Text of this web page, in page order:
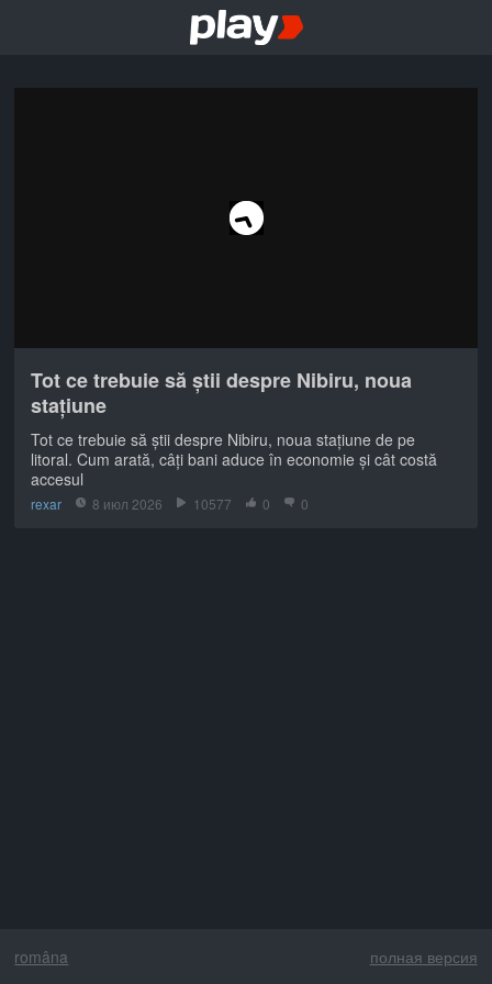
Tot ce trebuie să știi despre Nibiru, noua
stațiune
Tot ce trebuie să știi despre Nibiru, noua stațiune de pe
litoral. Cum arată, câți bani aduce în economie și cât costă
accesul
rexar 8 июл 2026 10577 0 0
româna полная версия